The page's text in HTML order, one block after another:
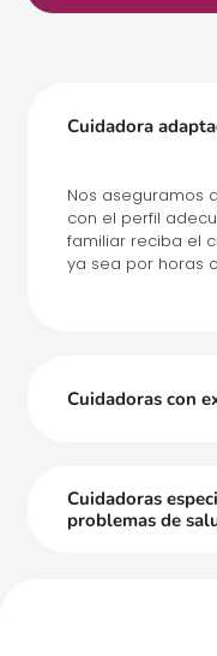
Cuidadora
Nos aseguramos
con el perfil
familiar reciba el
ya sea por horas
Cuidadoras con
Cuidadoras
problemas de